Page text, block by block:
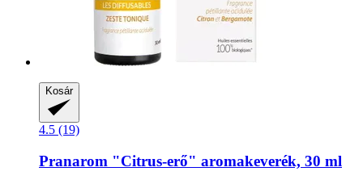
Kosár
4.5 (19)
Pranarom "Citrus-​erő" aromakeverék, 30 ml